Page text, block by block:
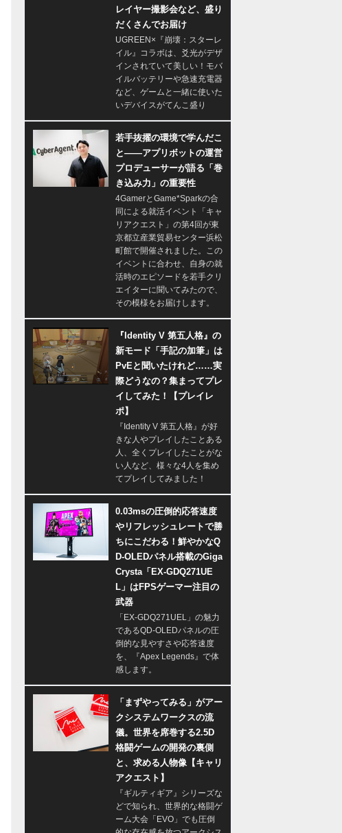
レイヤー撮影会など、盛り
だくさんでお届け
UGREEN×『崩壊：スターレ
イル』コラボは、爻光がデザ
インされていて美しい！モバ
イルバッテリーや急速充電器
など、ゲームと一緒に使いた
いデバイスがてんこ盛り
若手抜擢の環境で学んだこ
と――アプリボットの運営
プロデューサーが語る「巻
き込み力」の重要性
4GamerとGame*Sparkの合
同による就活イベント「キャ
リアクエスト」の第4回が東
京都立産業貿易センター浜松
町館で開催されました。この
イベントに合わせ、自身の就
活時のエピソードを若手クリ
エイターに聞いてみたので、
その模様をお届けします。
『Identity V 第五人格』の
新モード「手記の加筆」は
PvEと聞いたけれど……実
際どうなの？集まってプレ
イしてみた！【プレイレ
ポ】
『Identity V 第五人格』が好
きな人やプレイしたことある
人、全くプレイしたことがな
い人など、様々な4人を集め
てプレイしてみました！
0.03msの圧倒的応答速度
やリフレッシュレートで勝
ちにこだわる！鮮やかなQ
D-OLEDパネル搭載のGiga
Crysta「EX-GDQ271UE
L」はFPSゲーマー注目の
武器
「EX-GDQ271UEL」の魅力
であるQD-OLEDパネルの圧
倒的な見やすさや応答速度
を、『Apex Legends』で体
感します。
「まずやってみる」がアー
クシステムワークスの流
儀。世界を席巻する2.5D
格闘ゲームの開発の裏側
と、求める人物像【キャリ
アクエスト】
『ギルティギア』シリーズな
どで知られ、世界的な格闘ゲ
ーム大会「EVO」でも圧倒